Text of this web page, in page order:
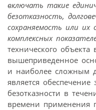
включать такие
безотказность,
сохраняемость или их
комплексных
технического
вышеприведенное
и наиболее сложным
является обеспечение
безотказности в
времени применения